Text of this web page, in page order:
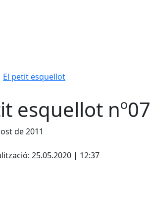
El petit esquellot
esquellot nº07
de 2011
25.05.2020 | 12:37